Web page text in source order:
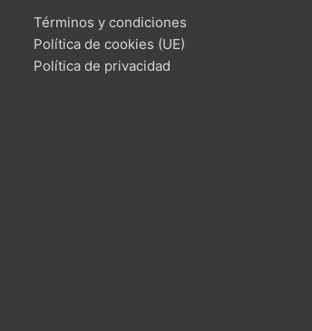
Términos y condiciones
Política de cookies (UE)
Política de privacidad